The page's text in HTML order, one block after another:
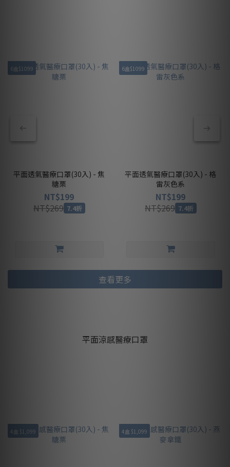
6盒$1099
平面透氣醫療口罩(30入) - 焦
糖栗
NT$199
NT$269 7.4折
6盒$1099
平面透氣醫療口罩(30入) - 格
雷灰色系
NT$199
NT$269 7.4折
查看更多
平面涼感醫療口罩
4盒 $1,099 4盒 $1,099